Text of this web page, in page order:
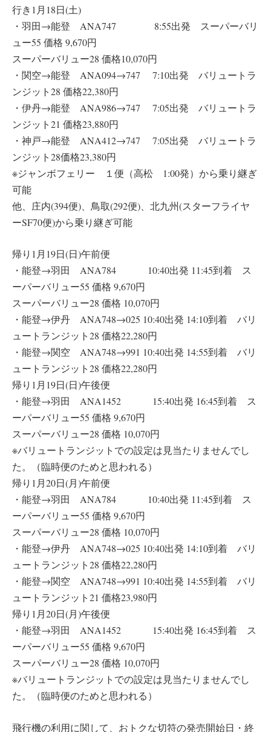
行き1月18日(土)
・羽田→能登 ANA747 8:55出発 スーパーバリ
ュー55 価格 9,670円
スーパーバリュー28 価格10,070円
・関空→能登 ANA094→747 7:10出発 バリュートラ
ンジット28 価格22,380円
・伊丹→能登 ANA986→747 7:05出発 バリュートラ
ンジット21 価格23,880円
・神戸→能登 ANA412→747 7:05出発 バリュートラ
ンジット28価格23,380円
※ジャンボフェリー １便（高松 1:00発）から乗り継ぎ
可能
他、庄内(394便)、鳥取(292便)、北九州(スターフライヤ
ーSF70便)から乗り継ぎ可能
帰り1月19日(日)午前便
・能登→羽田 ANA784 10:40出発 11:45到着 ス
ーパーバリュー55 価格 9,670円
スーパーバリュー28 価格 10,070円
・能登→伊丹 ANA748→025 10:40出発 14:10到着 バリ
ュートランジット28 価格22,280円
・能登→関空 ANA748→991 10:40出発 14:55到着 バリ
ュートランジット28 価格22,280円
帰り1月19日(日)午後便
・能登→羽田 ANA1452 15:40出発 16:45到着 ス
ーパーバリュー55 価格 9,670円
スーパーバリュー28 価格 10,070円
※バリュートランジットでの設定は見当たりませんでし
た。（臨時便のためと思われる）
帰り1月20日(月)午前便
・能登→羽田 ANA784 10:40出発 11:45到着 ス
ーパーバリュー55 価格 9,670円
スーパーバリュー28 価格 10,070円
・能登→伊丹 ANA748→025 10:40出発 14:10到着 バリ
ュートランジット28 価格22,280円
・能登→関空 ANA748→991 10:40出発 14:55到着 バリ
ュートランジット21 価格23,980円
帰り1月20日(月)午後便
・能登→羽田 ANA1452 15:40出発 16:45到着 ス
ーパーバリュー55 価格 9,670円
スーパーバリュー28 価格 10,070円
※バリュートランジットでの設定は見当たりませんでし
た。（臨時便のためと思われる）
飛行機の利用に関して、おトクな切符の発売開始日・終